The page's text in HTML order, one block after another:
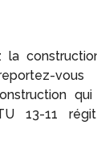
vous
qui
13-11